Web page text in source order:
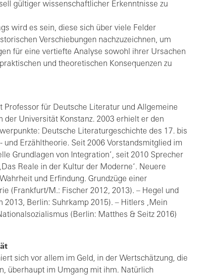
gültiger wissenschaftlicher Erkenntnisse zu
wird es sein, diese sich über viele Felder
Verschiebungen nachzuzeichnen, um
für eine vertiefte Analyse sowohl ihrer Ursachen
und theoretischen Konsequenzen zu
Professor für Deutsche Literatur und Allgemeine
der Universität Konstanz. 2003 erhielt er den
Deutsche Literaturgeschichte des 17. bis
und Erzähltheorie. Seit 2006 Vorstandsmitglied im
Grundlagen von Integration’, seit 2010 Sprecher
Reale in der Kultur der Moderne‘. Neuere
und Erfindung. Grundzüge einer
(Frankfurt/M.: Fischer 2012, 2013). – Hegel und
2013, Berlin: Suhrkamp 2015). – Hitlers ‚Mein
(Berlin: Matthes & Seitz 2016)
sich vor allem im Geld, in der Wertschätzung, die
überhaupt im Umgang mit ihm. Natürlich